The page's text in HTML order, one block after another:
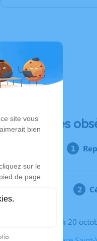
Déroulé des
Le mercredi 20